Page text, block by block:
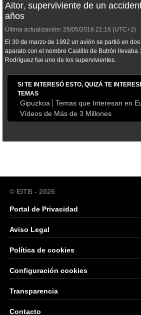
Aitor, superviviente de un
años
Última actualización: 26/05/2016 21:16 (UTC+2)
El 30 de marzo de 1992 un avión se partió en
aparato con el nombre Castillo de Butrón llevaba
Rodríguez fue uno de los supervivientes.
SI TE INTERESÓ ESTO, QUIZÁ TE
TEMAS
Gipuzkoa
Temas que Interesan en
Vídeos de Más de 3 Millones
© EITB - 2026
Portal de Privacidad
Aviso Legal
Política de cookies
Configuración cookies
Transparencia
Contacto